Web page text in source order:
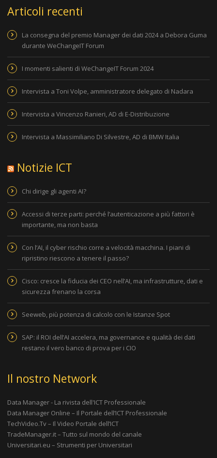
Articoli recenti
La consegna del premio Manager dei dati 2024 a Debora Guma
durante WeChangeIT Forum
I momenti salienti di WeChangeIT Forum 2024
Intervista a Toni Volpe, amministratore delegato di Nadara
Intervista a Vincenzo Ranieri, AD di E-Distribuzione
Intervista a Massimiliano Di Silvestre, AD di BMW Italia
Notizie ICT
Chi dirige gli agenti AI?
Accessi di terze parti: perché l’autenticazione a più fattori è
importante, ma non basta
Con l’AI, il cyber rischio corre a velocità macchina. I piani di
ripristino riescono a tenere il passo?
Cisco: cresce la fiducia dei CEO nell’AI, ma infrastrutture, dati e
sicurezza frenano la corsa
Seeweb, più potenza di calcolo con le Istanze Spot
SAP: il ROI dell’AI accelera, ma governance e qualità dei dati
restano il vero banco di prova per i CIO
Il nostro Network
Data Manager - La rivista dell'ICT Professionale
Data Manager Online – Il Portale dell’ICT Professionale
TechVideo.Tv – Il Video Portale dell’ICT
TradeManager.it – Tutto sul mondo del canale
Universitari.eu – Strumenti per Universitari